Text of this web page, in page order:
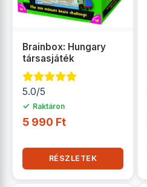
Brainbox: Hungary
társasjáték
5.0/5
✓ Raktáron
5 990 Ft
RÉSZLETEK